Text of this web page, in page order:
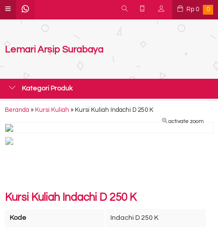
Rp 0 0
Lemari Arsip Surabaya
Kategori Produk
Beranda » Kursi Kuliah » Kursi Kuliah Indachi D 250 K
activate zoom
Kursi Kuliah Indachi D 250 K
Kode Indachi D 250 K